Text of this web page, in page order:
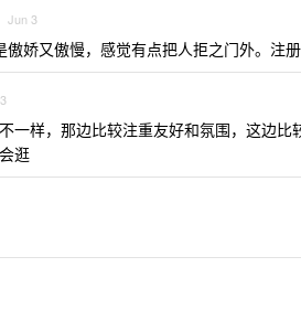
Jun 3
傲娇又傲慢，感觉有点把人拒之门外。注
一样，那边比较注重友好和氛围，这边比
逛